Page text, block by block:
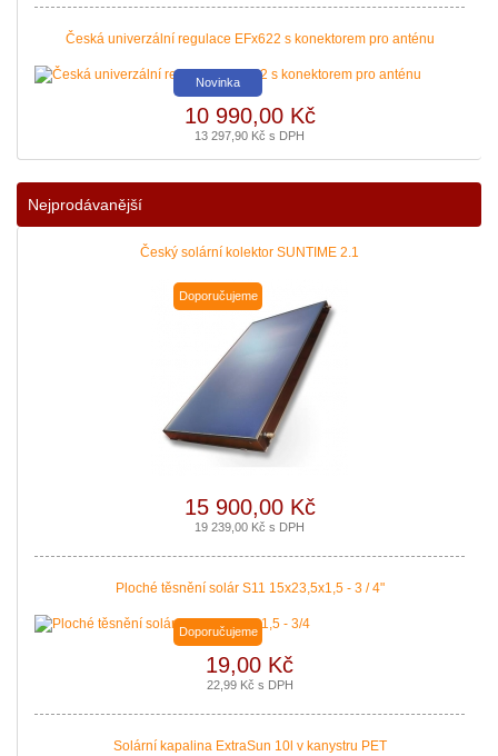
|více zde ..
Česká univerzální regulace EFx622 s konektorem pro anténu
Novinka
10 990,00 Kč
13 297,90 Kč s DPH
Nejprodávanější
Český solární kolektor SUNTIME 2.1
Doporučujeme
15 900,00 Kč
19 239,00 Kč s DPH
Ploché těsnění solár S11 15x23,5x1,5 - 3 / 4"
Doporučujeme
19,00 Kč
22,99 Kč s DPH
Solární kapalina ExtraSun 10l v kanystru PET